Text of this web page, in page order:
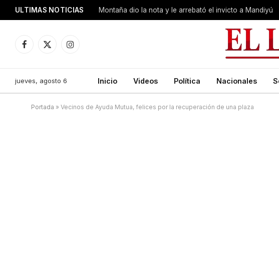
ULTIMAS NOTICIAS Montaña dio la nota y le arrebató el invicto a Mandiyú
Facebook
X
Instagram
jueves, agosto 6 Inicio Videos Política Nacionales
Portada » Vecinos de Ayuda Mutua, felices por la recuperación de una plaza